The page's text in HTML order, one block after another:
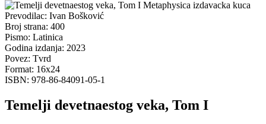
Prevodilac: Ivan Bošković
Broj strana: 400
Pismo: Latinica
Godina izdanja: 2023
Povez: Tvrd
Format: 16x24
ISBN: 978-86-84091-05-1
Temelji devetnaestog veka, Tom I